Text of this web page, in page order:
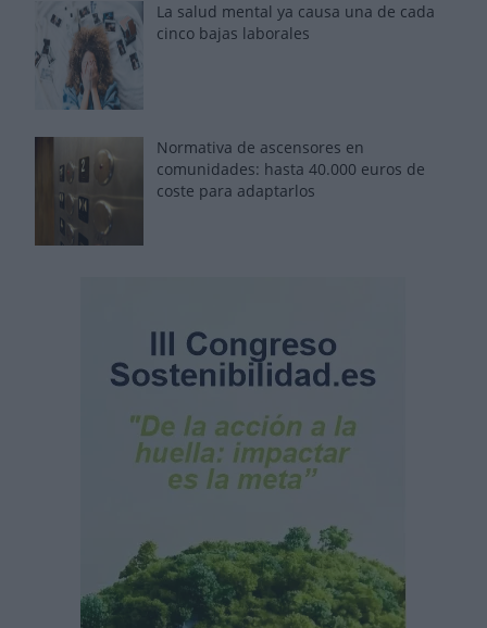
La salud mental ya causa una de cada
cinco bajas laborales
Normativa de ascensores en
comunidades: hasta 40.000 euros de
coste para adaptarlos